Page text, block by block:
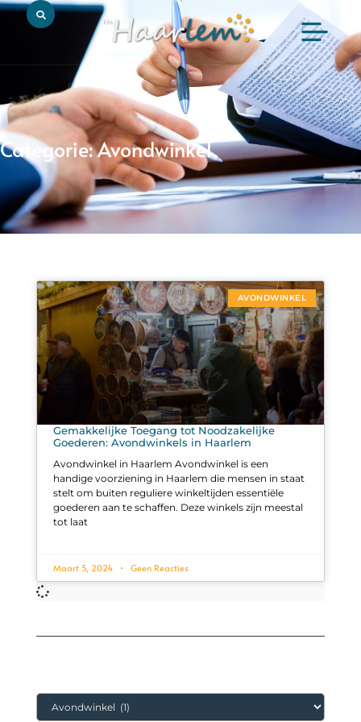
Categorie: Avondwinkel
AVONDWINKEL
Gemakkelijke Toegang tot Noodzakelijke
Goederen: Avondwinkels in Haarlem
Avondwinkel in Haarlem Avondwinkel is een
handige voorziening in Haarlem die mensen in staat
stelt om buiten reguliere winkeltijden essentiële
goederen aan te schaffen. Deze winkels zijn meestal
tot laat
Maart 5, 2024 Geen Reacties